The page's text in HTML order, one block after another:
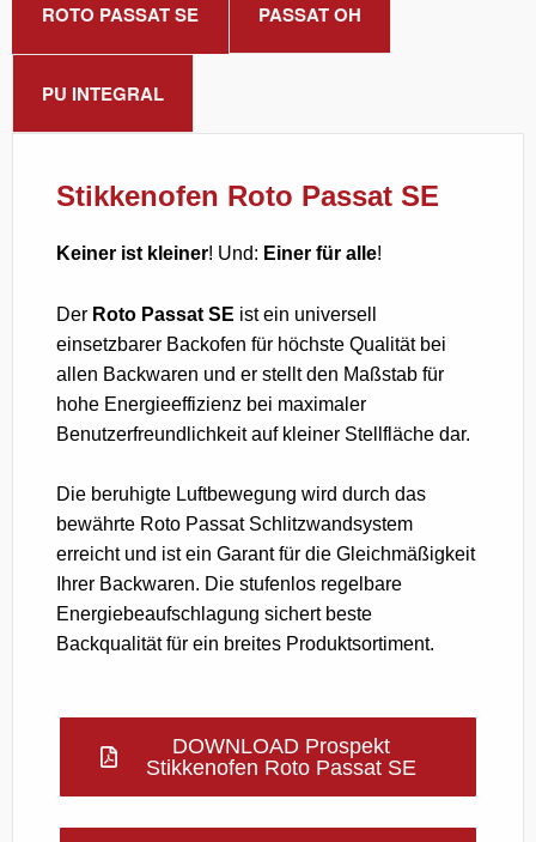
ROTO PASSAT SE PASSAT OH
PU INTEGRAL
Stikkenofen Roto Passat SE
Keiner ist kleiner! Und: Einer für alle!
Der Roto Passat SE ist ein universell
einsetzbarer Backofen für höchste Qualität bei
allen Backwaren und er stellt den Maßstab für
hohe Energieeffizienz bei maximaler
Benutzerfreundlichkeit auf kleiner Stellfläche dar.
Die beruhigte Luftbewegung wird durch das
bewährte Roto Passat Schlitzwandsystem
erreicht und ist ein Garant für die Gleichmäßigkeit
Ihrer Backwaren. Die stufenlos regelbare
Energiebeaufschlagung sichert beste
Backqualität für ein breites Produktsortiment.
DOWNLOAD Prospekt
Stikkenofen Roto Passat SE